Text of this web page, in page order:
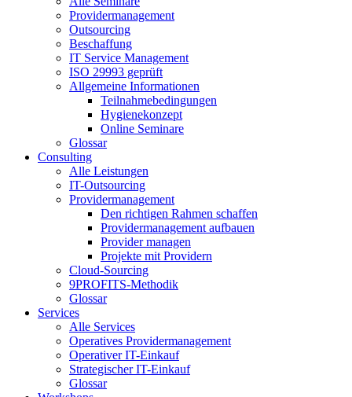
Providermanagement
Outsourcing
Beschaffung
IT Service Management
ISO 29993 geprüft
Allgemeine Informationen
Teilnahmebedingungen
Hygienekonzept
Online Seminare
Glossar
Consulting
Alle Leistungen
IT-Outsourcing
Providermanagement
Den richtigen Rahmen schaffen
Providermanagement aufbauen
Provider managen
Projekte mit Providern
Cloud-Sourcing
9PROFITS-Methodik
Glossar
Services
Alle Services
Operatives Providermanagement
Operativer IT-Einkauf
Strategischer IT-Einkauf
Glossar